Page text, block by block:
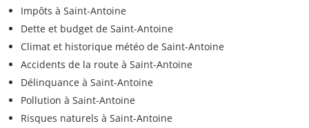
Impôts à Saint-Antoine
Dette et budget de Saint-Antoine
Climat et historique météo de Saint-Antoine
Accidents de la route à Saint-Antoine
Délinquance à Saint-Antoine
Pollution à Saint-Antoine
Risques naturels à Saint-Antoine